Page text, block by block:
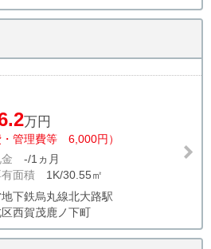
万円
・管理費等 6,000円）
-/1ヵ月
面積 1K/30.55㎡
下鉄烏丸線北大路駅
西賀茂鹿ノ下町